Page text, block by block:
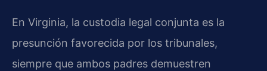
En Virginia, la custodia legal conjunta es la
presunción favorecida por los tribunales,
siempre que ambos padres demuestren